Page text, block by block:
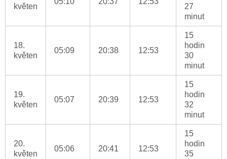
květen
27
minut
18.
květen
05:09 20:38 12:53
15
hodin
30
minut
19.
květen
05:07 20:39 12:53
15
hodin
32
minut
20.
květen
05:06 20:41 12:53
15
hodin
35